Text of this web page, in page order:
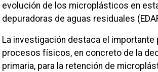
evolución de los microplásticos en
depuradoras de aguas residuales
La investigación destaca el importante
procesos físicos, en concreto de la
primaria, para la retención de